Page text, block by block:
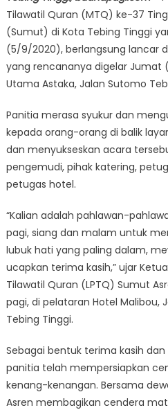
Tilawatil Quran (MTQ) ke-37
(Sumut) di Kota Tebing Tinggi
(5/9/2020), berlangsung lancar
yang rencananya digelar Jumat
Utama Astaka, Jalan Sutomo
Panitia merasa syukur dan
kepada orang-orang di balik
dan menyukseskan acara
pengemudi, pihak katering,
petugas hotel.
“Kalian adalah pahlawan-
pagi, siang dan malam untuk
lubuk hati yang paling dalam,
ucapkan terima kasih,” ujar
Tilawatil Quran (LPTQ) Sumut
pagi, di pelataran Hotel Malibou,
Tebing Tinggi.
Sebagai bentuk terima kasih
panitia telah mempersiapkan
kenang-kenangan. Bersama
Asren membagikan cendera